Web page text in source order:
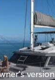
version